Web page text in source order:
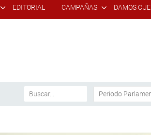
EDITORIAL CAMPAÑAS DAMOS